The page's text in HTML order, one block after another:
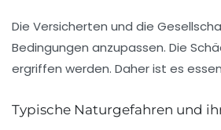
Die Versicherten und die
Bedingungen anzupassen. Die
ergriffen werden. Daher ist es
Typische Naturgefahren und